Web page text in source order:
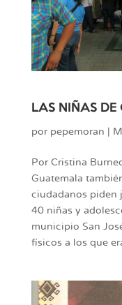
LAS NIÑAS DE
por pepemoran
Por Cristina
Guatemala
ciudadanos piden
40 niñas y
municipio San
físicos a los que